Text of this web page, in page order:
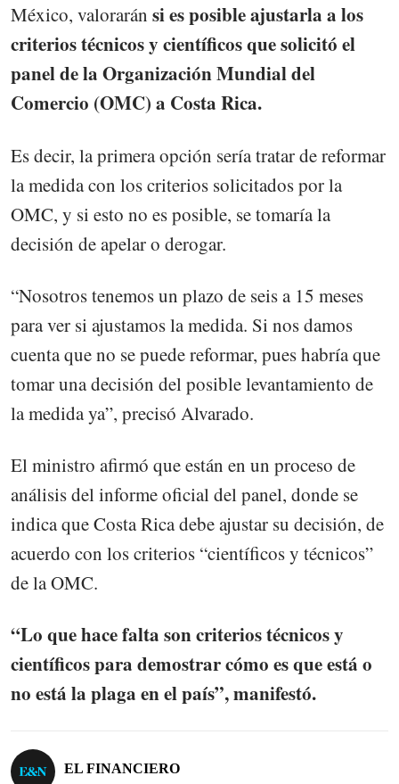
México, valorarán si es posible ajustarla a los
criterios técnicos y científicos que solicitó el
panel de la Organización Mundial del
Comercio (OMC) a Costa Rica.
Es decir, la primera opción sería tratar de reformar
la medida con los criterios solicitados por la
OMC, y si esto no es posible, se tomaría la
decisión de apelar o derogar.
“Nosotros tenemos un plazo de seis a 15 meses
para ver si ajustamos la medida. Si nos damos
cuenta que no se puede reformar, pues habría que
tomar una decisión del posible levantamiento de
la medida ya”, precisó Alvarado.
El ministro afirmó que están en un proceso de
análisis del informe oficial del panel, donde se
indica que Costa Rica debe ajustar su decisión, de
acuerdo con los criterios “científicos y técnicos”
de la OMC.
“Lo que hace falta son criterios técnicos y
científicos para demostrar cómo es que está o
no está la plaga en el país”, manifestó.
EL FINANCIERO